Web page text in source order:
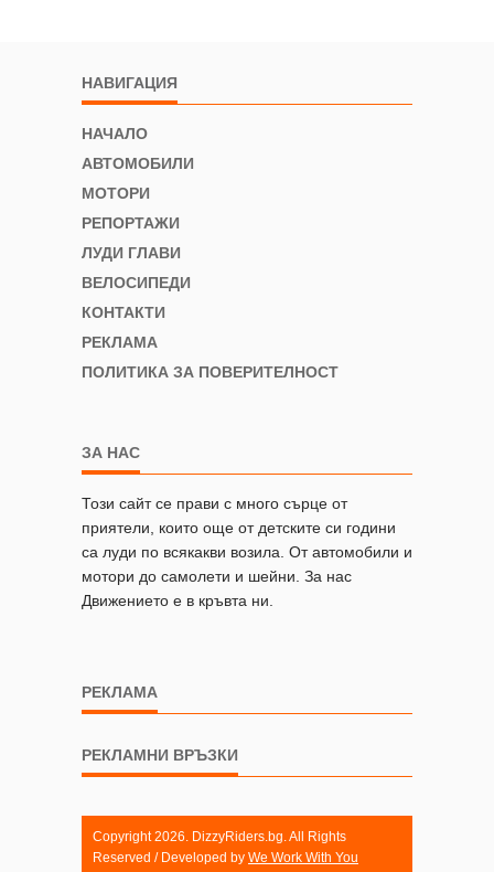
НАВИГАЦИЯ
НАЧАЛО
АВТОМОБИЛИ
МОТОРИ
РЕПОРТАЖИ
ЛУДИ ГЛАВИ
ВЕЛОСИПЕДИ
КОНТАКТИ
РЕКЛАМА
ПОЛИТИКА ЗА ПОВЕРИТЕЛНОСТ
ЗА НАС
Този сайт се прави с много сърце от
приятели, които още от детските си години
са луди по всякакви возила. От автомобили и
мотори до самолети и шейни. За нас
Движението е в кръвта ни.
РЕКЛАМА
РЕКЛАМНИ ВРЪЗКИ
Copyright 2026. DizzyRiders.bg. All Rights
Reserved / Developed by We Work With You